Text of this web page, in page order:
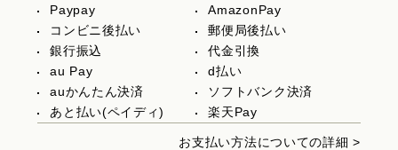
Paypay
AmazonPay
コンビニ後払い
郵便局後払い
銀行振込
代金引換
au Pay
d払い
auかんたん決済
ソフトバンク決済
あと払い(ペイディ)
楽天Pay
お支払い方法についての詳細 >